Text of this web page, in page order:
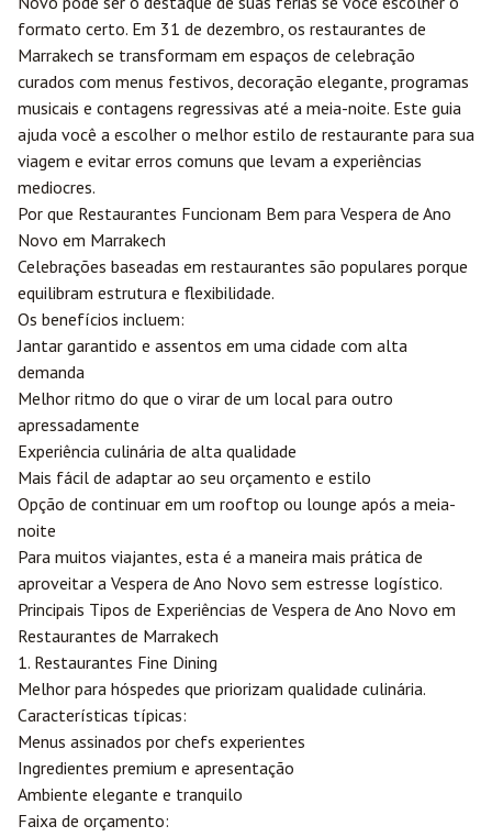
formato certo. Em 31 de dezembro, os restaurantes de
Marrakech se transformam em espaços de celebração
curados com menus festivos, decoração elegante, programas
musicais e contagens regressivas até a meia-noite. Este guia
ajuda você a escolher o melhor estilo de restaurante para sua
viagem e evitar erros comuns que levam a experiências
mediocres.
Por que Restaurantes Funcionam Bem para Vespera de Ano
Novo em Marrakech
Celebrações baseadas em restaurantes são populares porque
equilibram estrutura e flexibilidade.
Os benefícios incluem:
Jantar garantido e assentos em uma cidade com alta
demanda
Melhor ritmo do que o virar de um local para outro
apressadamente
Experiência culinária de alta qualidade
Mais fácil de adaptar ao seu orçamento e estilo
Opção de continuar em um rooftop ou lounge após a meia-
noite
Para muitos viajantes, esta é a maneira mais prática de
aproveitar a Vespera de Ano Novo sem estresse logístico.
Principais Tipos de Experiências de Vespera de Ano Novo em
Restaurantes de Marrakech
1. Restaurantes Fine Dining
Melhor para hóspedes que priorizam qualidade culinária.
Características típicas:
Menus assinados por chefs experientes
Ingredientes premium e apresentação
Ambiente elegante e tranquilo
Faixa de orçamento: